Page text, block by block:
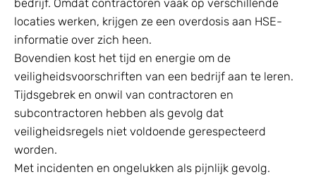
bedrijf. Omdat contractoren vaak op verschillende
locaties werken, krijgen ze een overdosis aan HSE-
informatie over zich heen.
Bovendien kost het tijd en energie om de
veiligheidsvoorschriften van een bedrijf aan te leren.
Tijdsgebrek en onwil van contractoren en
subcontractoren hebben als gevolg dat
veiligheidsregels niet voldoende gerespecteerd
worden.
Met incidenten en ongelukken als pijnlijk gevolg.